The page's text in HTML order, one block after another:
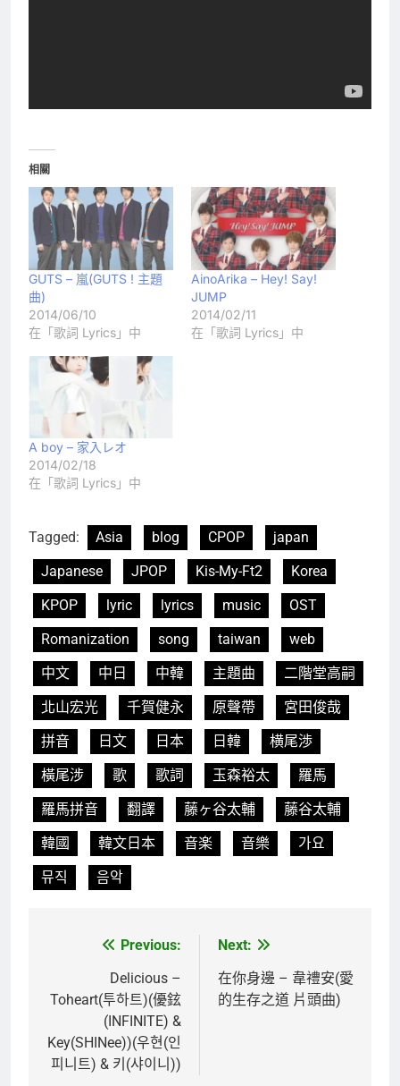
相關
GUTS – 嵐(GUTS ! 主題
曲)
2014/06/10
在「歌詞 Lyrics」中
AinoArika – Hey! Say!
JUMP
2014/02/11
在「歌詞 Lyrics」中
A boy – 家入レオ
2014/02/18
在「歌詞 Lyrics」中
Tagged: Asia blog CPOP
japan
Japanese
JPOP Kis-My-Ft2
Korea
KPOP
lyric lyrics music
OST
Romanization
song taiwan
web
中文
中日 中韓 主題曲
二階堂高嗣
北山宏光
千賀健永 原聲帶
宮田俊哉
拼音
日文 日本 日韓
横尾渉
橫尾涉
歌 歌詞 玉森裕太
羅馬
羅馬拼音
翻譯 藤ヶ谷太輔
藤谷太輔
韓國
韓文日本 音楽 音樂
가요
뮤직
음악
覽
Previous:
Delicious –
Toheart(투하트)(優鉉
(INFINITE) &
Key(SHINee))(우현(인
피니트) & 키(샤이니))
Next:
在你身邊 – 韋禮安(愛
的生存之道 片頭曲)